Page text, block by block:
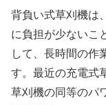
背負い式草刈機は
に負担が少ないこ
して、長時間の作
す。最近の充電式
草刈機の同等のパ